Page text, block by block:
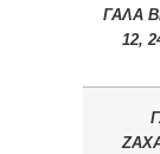
ΓΑΛΑ
12,